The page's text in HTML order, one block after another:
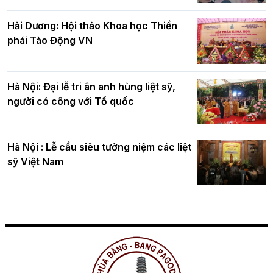
Hải Dương: Hội thảo Khoa học Thiền
phái Tào Động VN
Hà Nội: Đại lễ tri ân anh hùng liệt sỹ,
người có công với Tổ quốc
Hà Nội : Lễ cầu siêu tưởng niệm các liệt
sỹ Việt Nam